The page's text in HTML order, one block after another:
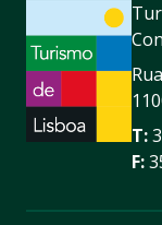
T:
F: